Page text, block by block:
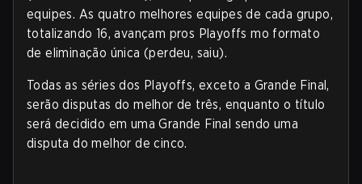
equipes. As quatro melhores equipes de cada grupo,
totalizando 16, avançam pros Playoffs mo formato
de eliminação única (perdeu, saiu).
Todas as séries dos Playoffs, exceto a Grande Final,
serão disputas do melhor de três, enquanto o título
será decidido em uma Grande Final sendo uma
disputa do melhor de cinco.